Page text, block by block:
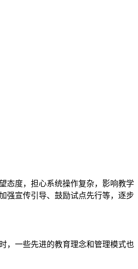
态度，担心系统操作复杂，影响教学
强宣传引导、鼓励试点先行等，逐步
，一些先进的教育理念和管理模式也